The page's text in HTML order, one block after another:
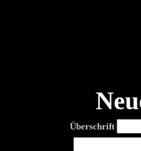
Überschrift